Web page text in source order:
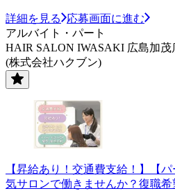
詳細を見る
応募画面に進む
アルバイト・パート
HAIR SALON IWASAKI 広島加茂
(株式会社ハクブン)
【昇給あり！交通費支給！】【
気サロンで働きませんか？復職